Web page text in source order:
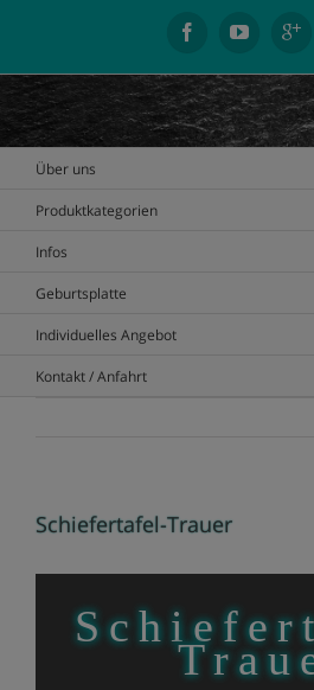
Über uns
Produktkategorien
Infos
Geburtsplatte
Individuelles Angebot
Kontakt / Anfahrt
Schiefertafel-Trauer